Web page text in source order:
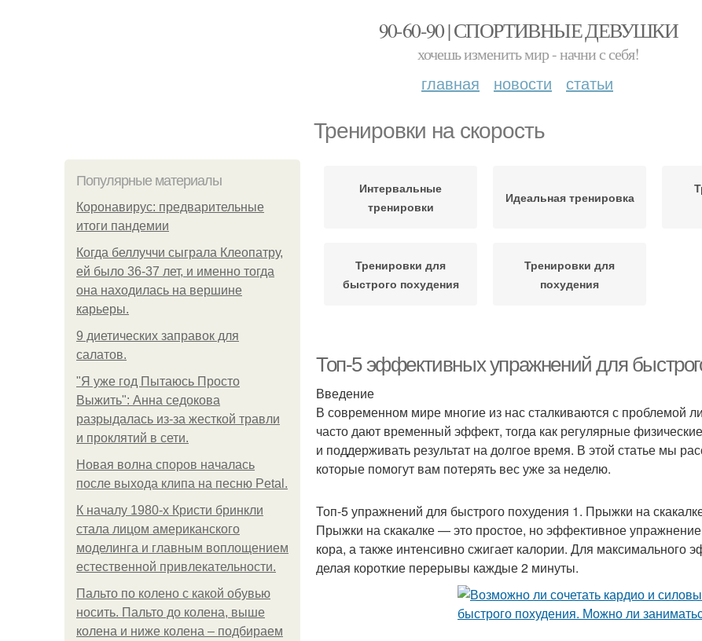
90-60-90 | СПОРТИВНЫЕ ДЕВУШКИ
хочешь изменить мир - начни с себя!
главная новости статьи
Тренировки на скорость
Популярные материалы
Коронавирус: предварительные
итоги пандемии
Когда беллуччи сыграла Клеопатру,
ей было 36-37 лет, и именно тогда
она находилась на вершине
карьеры.
9 диетических заправок для
салатов.
"Я уже год Пытаюсь Просто
Выжить": Анна седокова
разрыдалась из-за жесткой травли
и проклятий в сети.
Новая волна споров началась
после выхода клипа на песню Petal.
К началу 1980-х Кристи бринкли
стала лицом американского
моделинга и главным воплощением
естественной привлекательности.
Пальто по колено с какой обувью
носить. Пальто до колена, выше
колена и ниже колена – подбираем
Интервальные
тренировки
Идеальная тренировка
Тренировки для
быстрого похудения
Тренировки для
похудения
Топ-5 эффективных упражнений для
Введение
В современном мире многие из нас сталкиваются с проблемой
часто дают временный эффект, тогда как регулярные
и поддерживать результат на долгое время. В этой статье мы
которые помогут вам потерять вес уже за неделю.
Топ-5 упражнений для быстрого похудения 1. Прыжки на
Прыжки на скакалке — это простое, но эффективное
кора, а также интенсивно сжигает калории. Для
делая короткие перерывы каждые 2 минуты.